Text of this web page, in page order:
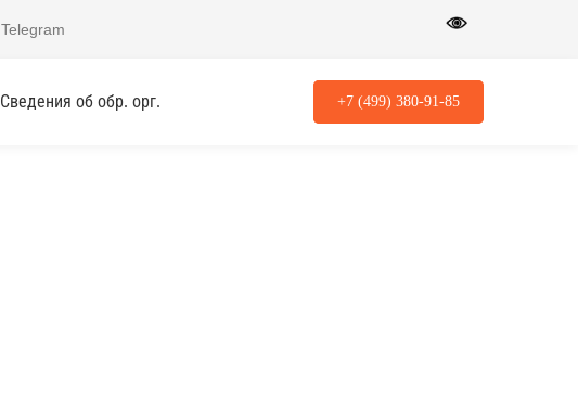
Telegram
Сведения об обр. орг. +7 (499) 380-91-85